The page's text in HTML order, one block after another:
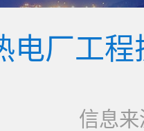
电厂工程
信息